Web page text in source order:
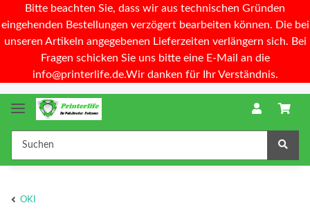
Bitte beachten Sie, dass wir aus technischen Gründen
eingehenden Bestellungen verzögert bearbeiten können. Die bei
unseren Artikeln angegebenen Lieferzeiten verlängern sich. Bei
Fragen schicken Sie uns bitte eine E-Mail an die
info@printerlife.de.Wir danken für Ihr Verständnis.
OKI